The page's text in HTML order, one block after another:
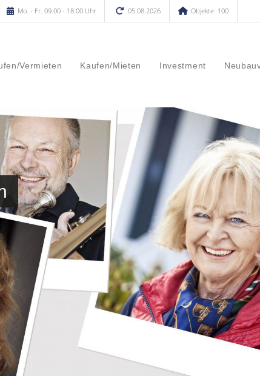
Mo. - Fr. 09.00 - 18.00 Uhr 05.08.2026 Objekte: 100
Vermieten Kaufen/Mieten Investment